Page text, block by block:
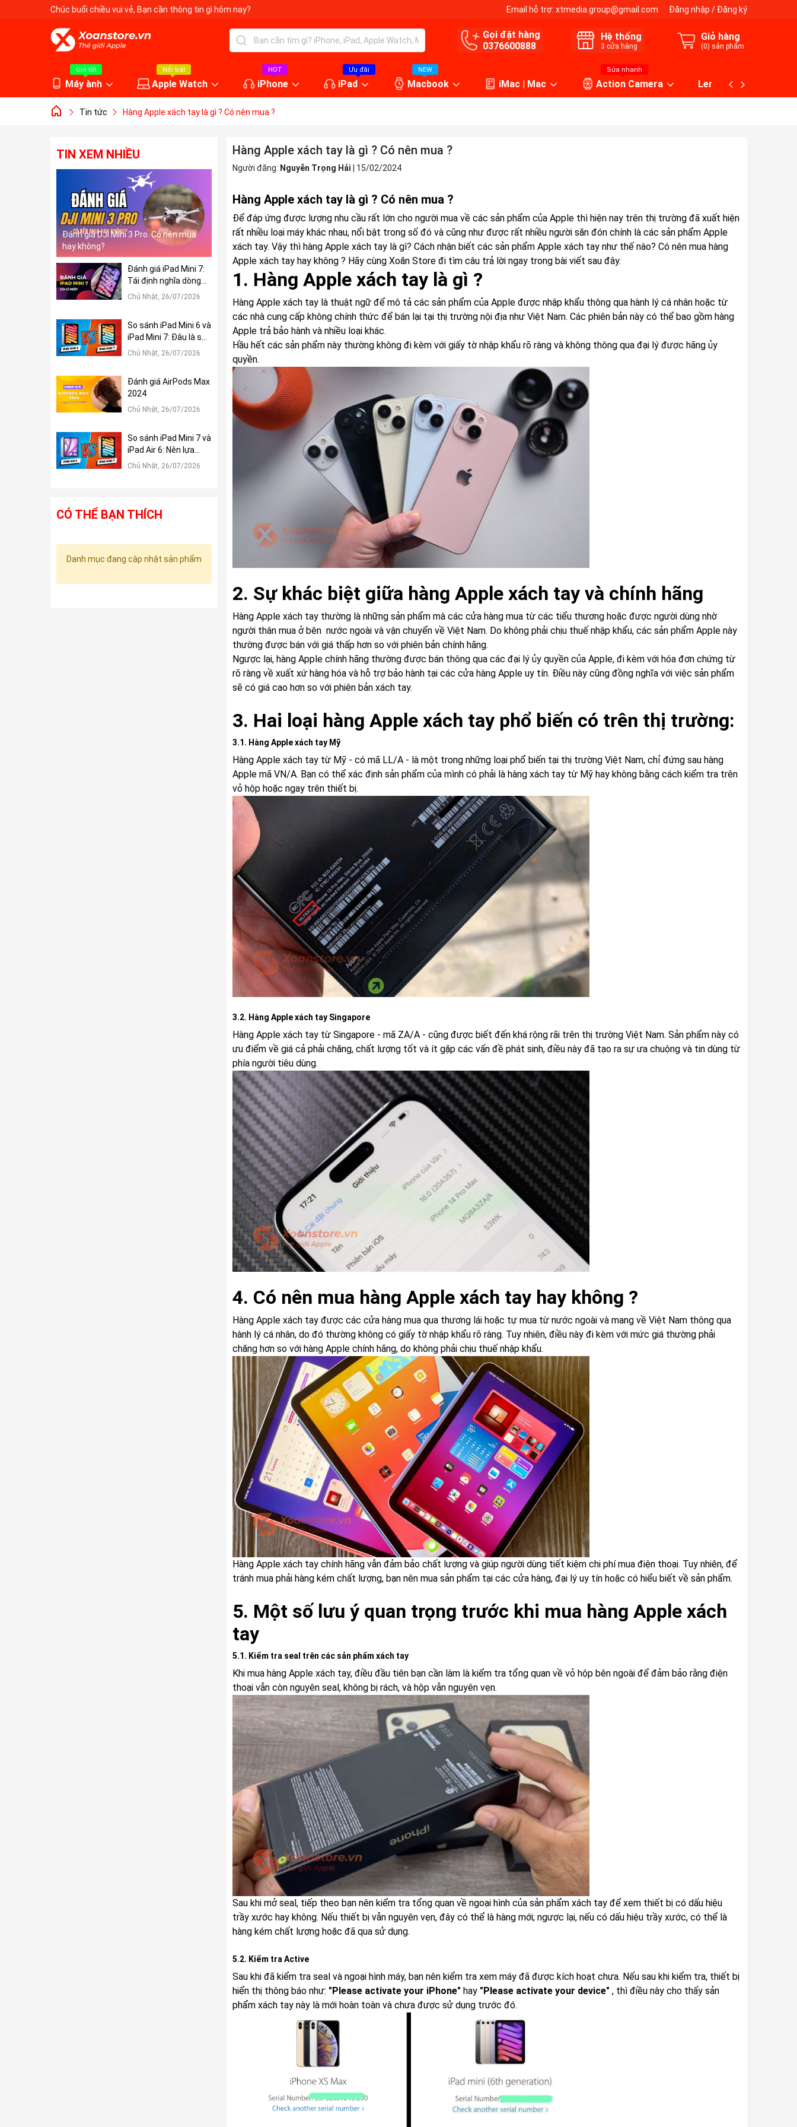
Chúc buổi chiều vui vẻ, Bạn cần thông tin gì hôm nay? Email hỗ trợ: xtmedia.group@gmail.com Đăng nhập / Đăng ký
Gọi đặt hàng
0376600888
Hệ thống
3 cửa hàng
Giỏ hàng
(0) sản phẩm
Giá tốt
Máy ành
Nổi bật
Apple Watch
HOT
iPhone
Ưu đãi
iPad
NEW
Macbook iMac | Mac
Sửa nhanh
Action Camera Lens máy ảnh
Tin tức Hàng Apple xách tay là gì ? Có nên mua ?
Hàng Apple xách tay là gì ? Có nên mua ?
Người đăng: Nguyễn Trọng Hải 15/02/2024
Hàng Apple xách tay là gì ? Có nên mua ?
Để đáp ứng được lượng nhu cầu rất lớn cho người mua về các sản phẩm của Apple thì hiện nay trên thị trường đã xuất hiện
rất nhiều loại máy khác nhau, nổi bật trong số đó và cũng như được rất nhiều người săn đón chính là các sản phẩm Apple
xách tay. Vậy thì hàng Apple xách tay là gì? Cách nhận biết các sản phẩm Apple xách tay như thế nào? Có nên mua hàng
Apple xách tay hay không ? Hãy cùng Xoăn Store đi tìm câu trả lời ngay trong bài viết sau đây.
1. Hàng Apple xách tay là gì ?
Hàng Apple xách tay là thuật ngữ để mô tả các sản phẩm của Apple được nhập khẩu thông qua hành lý cá nhân hoặc từ
các nhà cung cấp không chính thức để bán lại tại thị trường nội địa như Việt Nam. Các phiên bản này có thể bao gồm hàng
Apple trả bảo hành và nhiều loại khác.
Hầu hết các sản phẩm này thường không đi kèm với giấy tờ nhập khẩu rõ ràng và không thông qua đại lý được hãng ủy
quyền.
2. Sự khác biệt giữa hàng Apple xách tay và chính hãng
Hàng Apple xách tay thường là những sản phẩm mà các cửa hàng mua từ các tiểu thương hoặc được người dùng nhờ
người thân mua ở bên nước ngoài và vận chuyển về Việt Nam. Do không phải chịu thuế nhập khẩu, các sản phẩm Apple này
thường được bán với giá thấp hơn so với phiên bản chính hãng.
Ngược lại, hàng Apple chính hãng thường được bán thông qua các đại lý ủy quyền của Apple, đi kèm với hóa đơn chứng từ
rõ ràng về xuất xứ hàng hóa và hỗ trợ bảo hành tại các cửa hàng Apple uy tín. Điều này cũng đồng nghĩa với việc sản phẩm
sẽ có giá cao hơn so với phiên bản xách tay.
3. Hai loại hàng Apple xách tay phổ biến có trên thị trường:
3.1. Hàng Apple xách tay Mỹ
Hàng Apple xách tay từ Mỹ - có mã LL/A - là một trong những loại phổ biến tại thị trường Việt Nam, chỉ đứng sau hàng
Apple mã VN/A. Bạn có thể xác định sản phẩm của mình có phải là hàng xách tay từ Mỹ hay không bằng cách kiểm tra trên
vỏ hộp hoặc ngay trên thiết bị.
3.2. Hàng Apple xách tay Singapore
Hàng Apple xách tay từ Singapore - mã ZA/A - cũng được biết đến khá rộng rãi trên thị trường Việt Nam. Sản phẩm này có
ưu điểm về giá cả phải chăng, chất lượng tốt và ít gặp các vấn đề phát sinh, điều này đã tạo ra sự ưa chuộng và tin dùng từ
phía người tiêu dùng.
4. Có nên mua hàng Apple xách tay hay không ?
Hàng Apple xách tay được các cửa hàng mua qua thương lái hoặc tự mua từ nước ngoài và mang về Việt Nam thông qua
hành lý cá nhân, do đó thường không có giấy tờ nhập khẩu rõ ràng. Tuy nhiên, điều này đi kèm với mức giá thường phải
chăng hơn so với hàng Apple chính hãng, do không phải chịu thuế nhập khẩu.
Hàng Apple xách tay chính hãng vẫn đảm bảo chất lượng và giúp người dùng tiết kiệm chi phí mua điện thoại. Tuy nhiên, để
tránh mua phải hàng kém chất lượng, bạn nên mua sản phẩm tại các cửa hàng, đại lý uy tín hoặc có hiểu biết về sản phẩm.
5. Một số lưu ý quan trọng trước khi mua hàng Apple xách
tay
5.1. Kiểm tra seal trên các sản phẩm xách tay
Khi mua hàng Apple xách tay, điều đầu tiên bạn cần làm là kiểm tra tổng quan về vỏ hộp bên ngoài để đảm bảo rằng điện
thoại vẫn còn nguyên seal, không bị rách, và hộp vẫn nguyên vẹn.
Sau khi mở seal, tiếp theo bạn nên kiểm tra tổng quan về ngoại hình của sản phẩm xách tay để xem thiết bị có dấu hiệu
trầy xước hay không. Nếu thiết bị vẫn nguyên vẹn, đây có thể là hàng mới; ngược lại, nếu có dấu hiệu trầy xước, có thể là
hàng kém chất lượng hoặc đã qua sử dụng.
5.2. Kiểm tra Active
Sau khi đã kiểm tra seal và ngoại hình máy, bạn nên kiểm tra xem máy đã được kích hoạt chưa. Nếu sau khi kiểm tra, thiết bị
hiển thị thông báo như: "Please activate your iPhone" hay "Please activate your device" , thì điều này cho thấy sản
phẩm xách tay này là mới hoàn toàn và chưa được sử dụng trước đó.
TIN XEM NHIỀU
Đánh giá DJI Mini 3 Pro. Có nên mua
hay không?
Đánh giá iPad Mini 7:
Tái định nghĩa dòng
iPad Mini
Chủ Nhật, 26/07/2026
So sánh iPad Mini 6 và
iPad Mini 7: Đâu là sự
khác biệt?
Chủ Nhật, 26/07/2026
Đánh giá AirPods Max
2024
Chủ Nhật, 26/07/2026
So sánh iPad Mini 7 và
iPad Air 6: Nên lựa
chọn tablet nào?
Chủ Nhật, 26/07/2026
CÓ THỂ BẠN THÍCH
Danh mục đang cập nhật sản phẩm